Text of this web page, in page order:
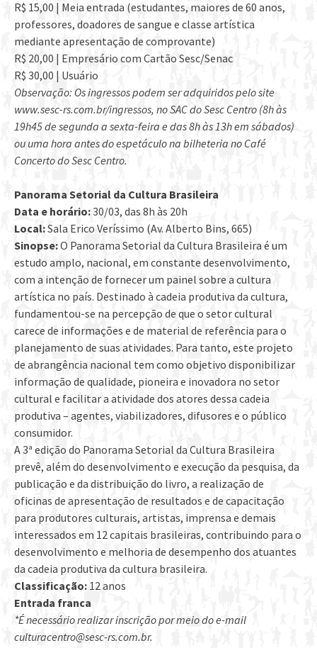
R$ 15,00 | Meia entrada (estudantes, maiores de 60 anos,
professores, doadores de sangue e classe artística
mediante apresentação de comprovante)
R$ 20,00 | Empresário com Cartão Sesc/Senac
R$ 30,00 | Usuário
Observação: Os ingressos podem ser adquiridos pelo site
www.sesc-rs.com.br/ingressos, no SAC do Sesc Centro (8h às
19h45 de segunda a sexta-feira e das 8h às 13h em sábados)
ou uma hora antes do espetáculo na bilheteria no Café
Concerto do Sesc Centro.
Panorama Setorial da Cultura Brasileira
Data e horário:30/03, das 8h às 20h
Local:Sala Erico Veríssimo (Av. Alberto Bins, 665)
Sinopse:O Panorama Setorial da Cultura Brasileira é um
estudo amplo, nacional, em constante desenvolvimento,
com a intenção de fornecer um painel sobre a cultura
artística no país. Destinado à cadeia produtiva da cultura,
fundamentou-se na percepção de que o setor cultural
carece de informações e de material de referência para o
planejamento de suas atividades. Para tanto, este projeto
de abrangência nacional tem como objetivo disponibilizar
informação de qualidade, pioneira e inovadora no setor
cultural e facilitar a atividade dos atores dessa cadeia
produtiva – agentes, viabilizadores, difusores e o público
consumidor.
A 3ª edição do Panorama Setorial da Cultura Brasileira
prevê, além do desenvolvimento e execução da pesquisa, da
publicação e da distribuição do livro, a realização de
oficinas de apresentação de resultados e de capacitação
para produtores culturais, artistas, imprensa e demais
interessados em 12 capitais brasileiras, contribuindo para o
desenvolvimento e melhoria de desempenho dos atuantes
da cadeia produtiva da cultura brasileira.
Classificação: 12 anos
Entrada franca
*É necessário realizar inscrição por meio do e-mail
culturacentro@sesc-rs.com.br.